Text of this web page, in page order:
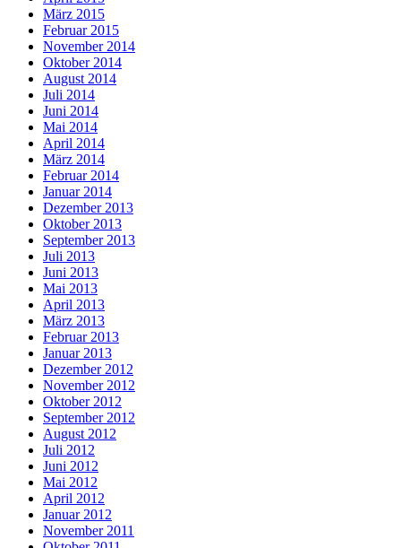
März 2015
Februar 2015
November 2014
Oktober 2014
August 2014
Juli 2014
Juni 2014
Mai 2014
April 2014
März 2014
Februar 2014
Januar 2014
Dezember 2013
Oktober 2013
September 2013
Juli 2013
Juni 2013
Mai 2013
April 2013
März 2013
Februar 2013
Januar 2013
Dezember 2012
November 2012
Oktober 2012
September 2012
August 2012
Juli 2012
Juni 2012
Mai 2012
April 2012
Januar 2012
November 2011